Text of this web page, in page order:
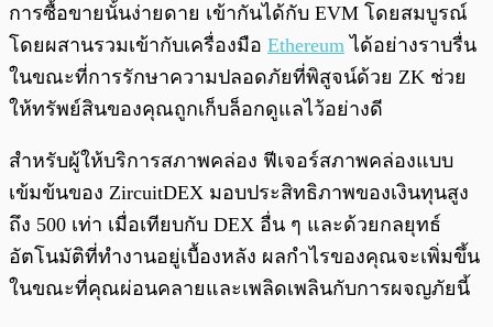
การซื้อขายนั้นง่ายดาย เข้ากันได้กับ EVM โดยสมบูรณ์
โดยผสานรวมเข้ากับเครื่องมือ Ethereum ได้อย่างราบรื่น
ในขณะที่การรักษาความปลอดภัยที่พิสูจน์ด้วย ZK ช่วย
ให้ทรัพย์สินของคุณถูกเก็บล็อกดูแลไว้อย่างดี
สำหรับผู้ให้บริการสภาพคล่อง ฟีเจอร์สภาพคล่องแบบ
เข้มข้นของ ZircuitDEX มอบประสิทธิภาพของเงินทุนสูง
ถึง 500 เท่า เมื่อเทียบกับ DEX อื่น ๆ และด้วยกลยุทธ์
อัตโนมัติที่ทำงานอยู่เบื้องหลัง ผลกำไรของคุณจะเพิ่มขึ้น
ในขณะที่คุณผ่อนคลายและเพลิดเพลินกับการผจญภัยนี้